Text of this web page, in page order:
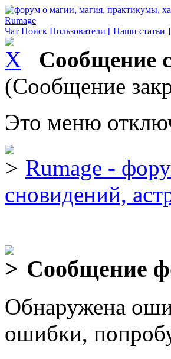
Rumage
Чат Поиск Пользователи [ Наши статьи ]
Сообщение
(Сообщение
Это меню
Rumage -
сновидений,
Сообщение
Обнаружена
ошибки,